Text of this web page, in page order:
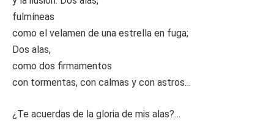
fulmíneas
como el velamen de una estrella en fuga;
Dos alas,
como dos firmamentos
con tormentas, con calmas y con astros…
¿Te acuerdas de la gloria de mis alas?…